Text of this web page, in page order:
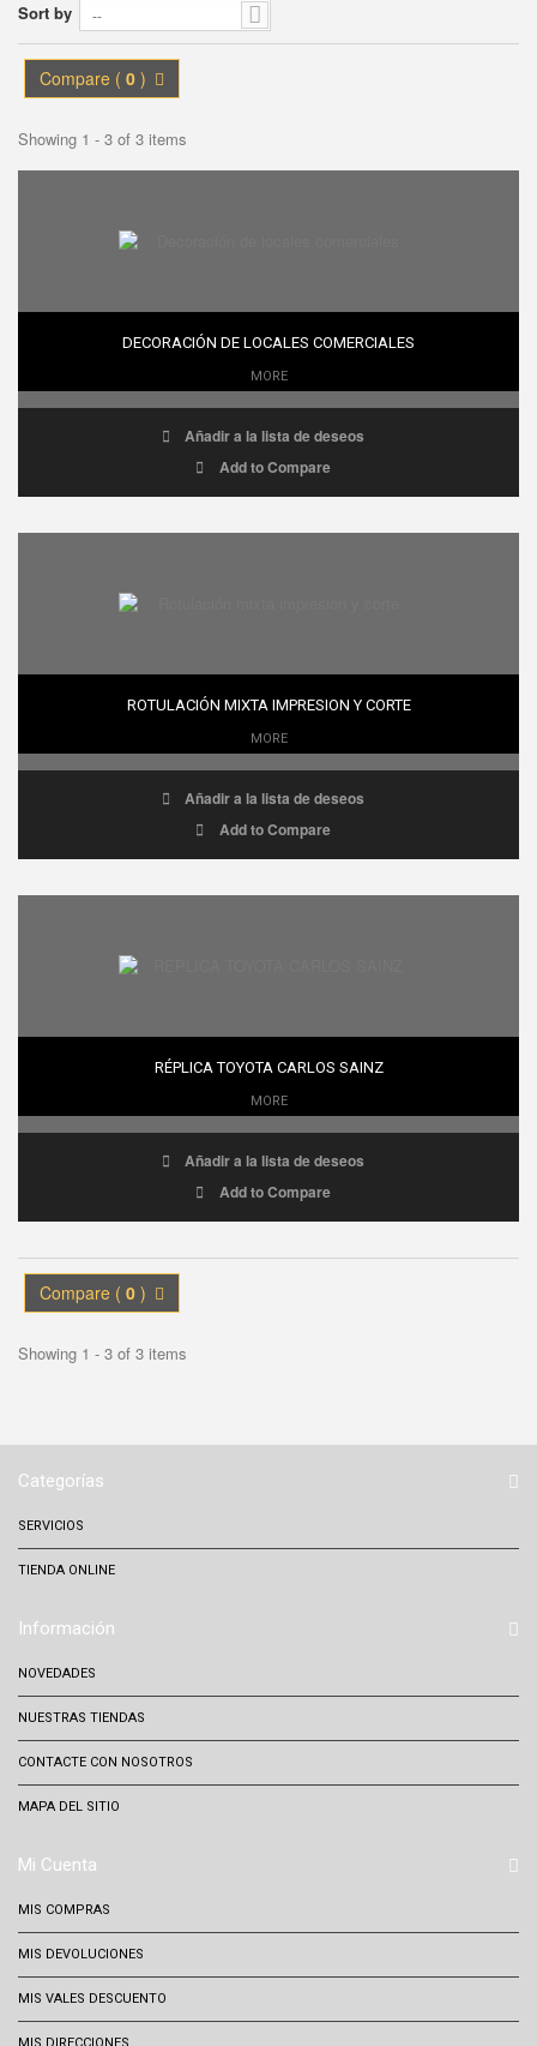
Sort by --
Compare ( 0 )
Showing 1 - 3 of 3 items
DECORACIÓN DE LOCALES COMERCIALES
MORE
Añadir a la lista de deseos
Add to Compare
ROTULACIÓN MIXTA IMPRESION Y CORTE
MORE
Añadir a la lista de deseos
Add to Compare
RÉPLICA TOYOTA CARLOS SAINZ
MORE
Añadir a la lista de deseos
Add to Compare
Compare ( 0 )
Showing 1 - 3 of 3 items
Categorías
SERVICIOS
TIENDA ONLINE
Información
NOVEDADES
NUESTRAS TIENDAS
CONTACTE CON NOSOTROS
MAPA DEL SITIO
Mi Cuenta
MIS COMPRAS
MIS DEVOLUCIONES
MIS VALES DESCUENTO